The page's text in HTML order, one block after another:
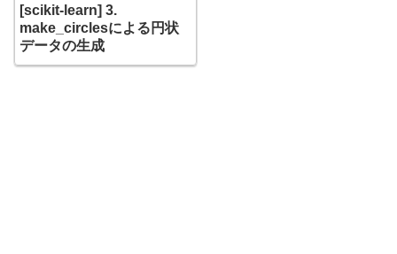
[scikit-learn] 3.
make_circlesによる円状
データの生成